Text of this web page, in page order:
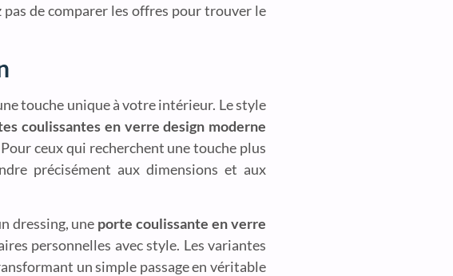
de comparer les offres pour trouver le
touche unique à votre intérieur. Le style
coulissantes en verre design moderne
ceux qui recherchent une touche plus
précisément aux dimensions et aux
dressing, une porte coulissante en verre
personnelles avec style. Les variantes
un simple passage en véritable